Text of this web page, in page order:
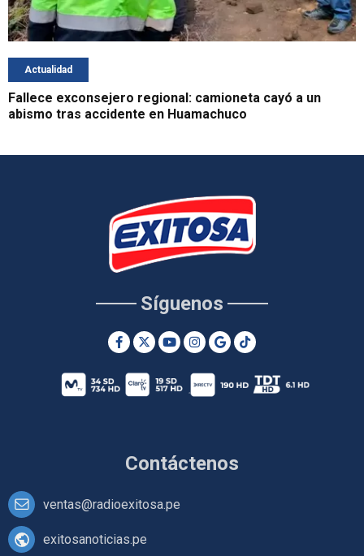
Actualidad
Fallece exconsejero regional: camioneta cayó a un
abismo tras accidente en Huamachuco
Contáctenos
ventas@radioexitosa.pe
exitosanoticias.pe
Síguenos